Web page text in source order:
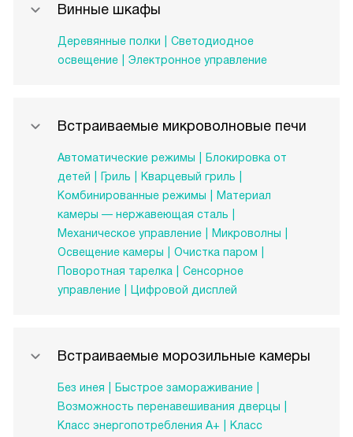
Винные шкафы
Деревянные полки
Светодиодное
освещение
Электронное управление
Встраиваемые микроволновые печи
Автоматические режимы
Блокировка от
детей
Гриль
Кварцевый гриль
Комбинированные режимы
Материал
камеры — нержавеющая сталь
Механическое управление
Микроволны
Освещение камеры
Очистка паром
Поворотная тарелка
Сенсорное
управление
Цифровой дисплей
Встраиваемые морозильные камеры
Без инея
Быстрое замораживание
Возможность перенавешивания дверцы
Класс энергопотребления А+
Класс